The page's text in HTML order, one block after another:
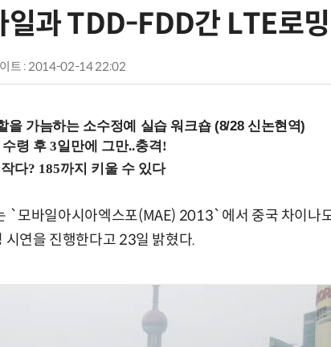
일과 TDD-FDD간 LTE로밍
트 : 2014-02-14 22:02
을 가늠하는 소수정예 실습 워크숍 (8/28 신논현역)
`모바일아시아엑스포(MAE) 2013`에서 중국 차이나
연을 진행한다고 23일 밝혔다.